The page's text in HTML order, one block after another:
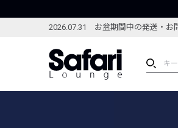
2026.07.31 お盆期間中の発送・お